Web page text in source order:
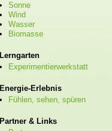
Sonne
Wind
Wasser
Biomasse
Lerngarten
Experimentierwerkstatt
Energie-Erlebnis
Fühlen, sehen, spüren
Partner & Links